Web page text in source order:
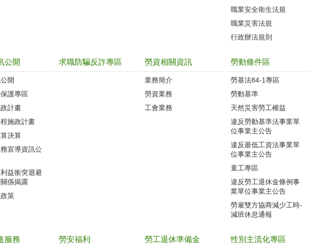
職業安全衛生法規
職業災害法規
行政辦法規則
公開
開
護專區
計畫
施政計畫
決算
宣導資訊公
益衝突迴避
係揭露
策
求職防騙反詐專區 勞資相關資訊
業務簡介
勞資業務
工會業務
勞動條件區
勞基法84-1專區
勞動基準
天然災害勞工權益
違反勞動基準法事業單
位事業主公告
違反最低工資法事業單
位事業主公告
童工專區
違反勞工退休金條例事
業單位事業主公告
勞雇雙方協商減少工時-
減班休息通報
服務 勞安福利 勞工退休準備金 性別主流化專區